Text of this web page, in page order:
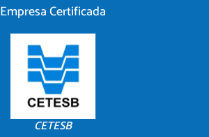
Empresa Certificada
CETESB